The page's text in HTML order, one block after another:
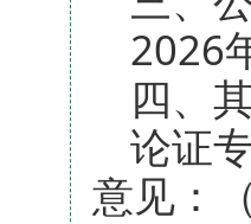
2026
四、
论证
意见：